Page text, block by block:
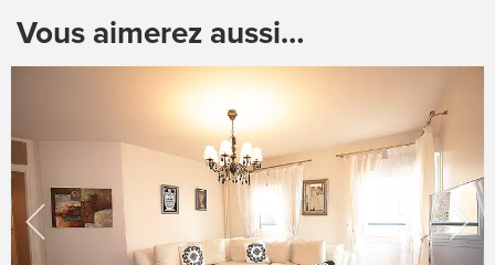
Vous aimerez aussi…